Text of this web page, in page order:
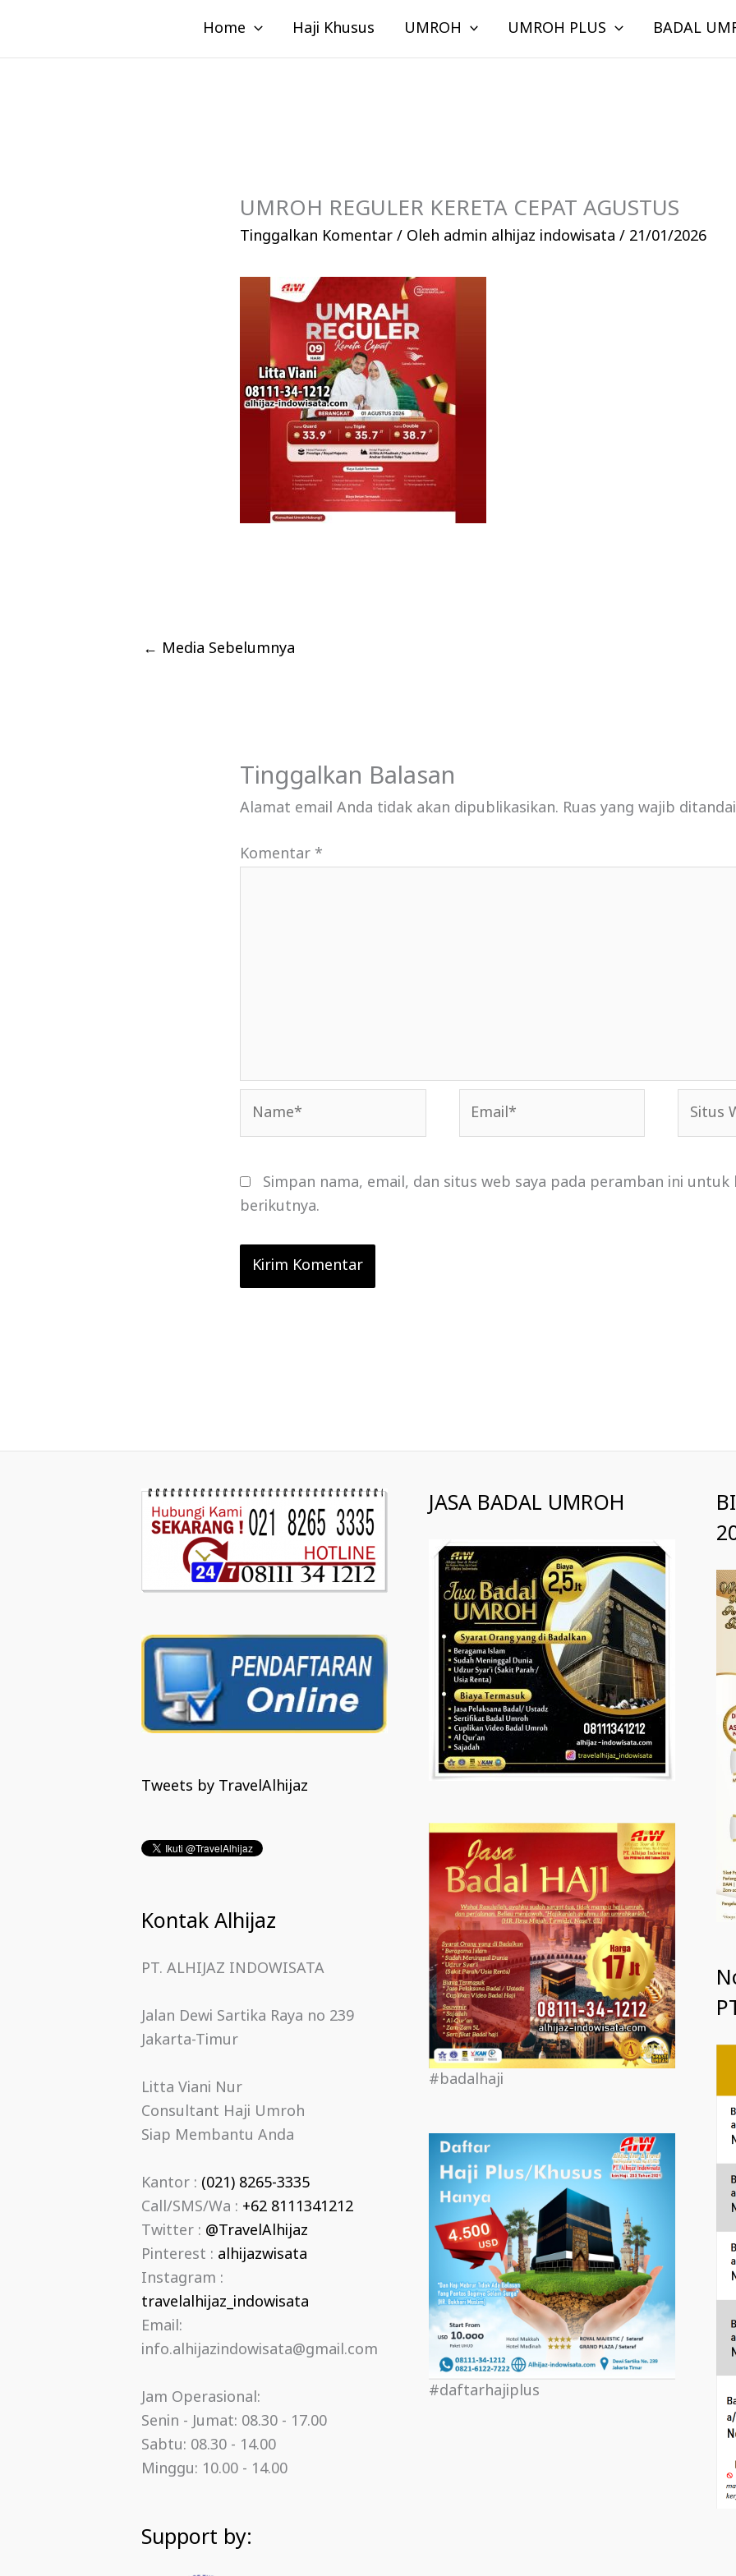
konten
Home Haji Khusus UMROH UMROH PLUS BADAL
UMROH REGULER KERETA CEPAT AGUSTUS
Tinggalkan Komentar / Oleh admin alhijaz indowisata/ 21/01/2026
← Media Sebelumnya
Tinggalkan Balasan
Alamat email Anda tidak akan dipublikasikan. Ruas yang wajib
Komentar *
Web
Simpan nama, email, dan situs web saya pada peramban ini
berikutnya.
Tweets by TravelAlhijaz
Kontak Alhijaz
PT. ALHIJAZ INDOWISATA
Jalan Dewi Sartika Raya no 239
Jakarta-Timur
Litta Viani Nur
Consultant Haji Umroh
Siap Membantu Anda
Kantor : (021) 8265-3335
Call/SMS/Wa : +62 8111341212
Twitter : @TravelAlhijaz
Pinterest : alhijazwisata
Instagram :
travelalhijaz_indowisata
Email:
info.alhijazindowisata@gmail.com
Jam Operasional:
Senin - Jumat: 08.30 - 17.00
Sabtu: 08.30 - 14.00
Minggu: 10.00 - 14.00
Support by:
JASA BADAL UMROH
#badalhaji
#daftarhajiplus